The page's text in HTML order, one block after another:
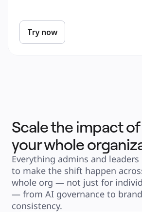
Try now
Scale the impact of
your whole
Everything admins and leaders
to make the shift happen
whole org — not just for
— from AI governance to brand
consistency.